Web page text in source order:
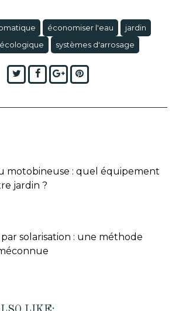
économiser l'eau
jardin
systèmes d'arrosage
TwitterFacebook
Google+Pinterest
motobineuse : quel équipement
jardin ?
solarisation : une méthode